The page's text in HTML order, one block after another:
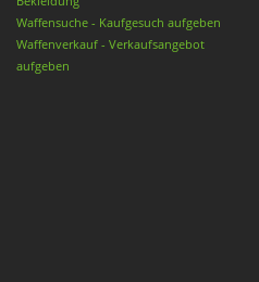
Waffensuche - Kaufgesuch aufgeben
Waffenverkauf - Verkaufsangebot
aufgeben